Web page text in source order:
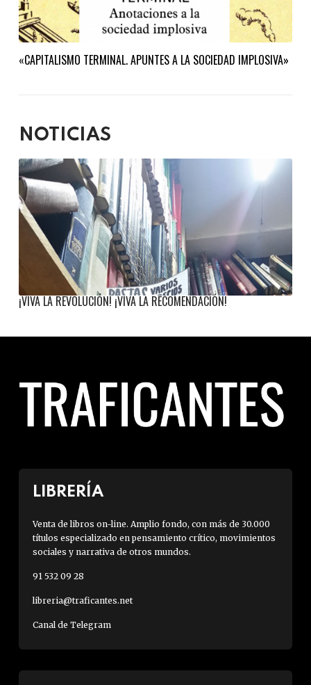
«CAPITALISMO TERMINAL. APUNTES A LA SOCIEDAD IMPLOSIVA»
NOTICIAS
¡VIVA LA REVOLUCIÓN! ¡VIVA LA RECOMENDACIÓN!
LIBRERÍA
Venta de libros on-line. Amplio fondo, con más de 30.000
títulos especializado en pensamiento crítico, movimientos
sociales y narrativa de otros mundos.
91 532 09 28
libreria@traficantes.net
Canal de Telegram